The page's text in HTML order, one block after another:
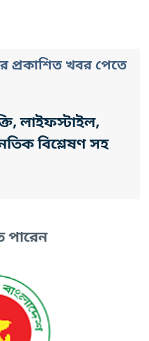
খবর পেতে
লাইফস্টাইল,
বিশ্লেষণ সহ